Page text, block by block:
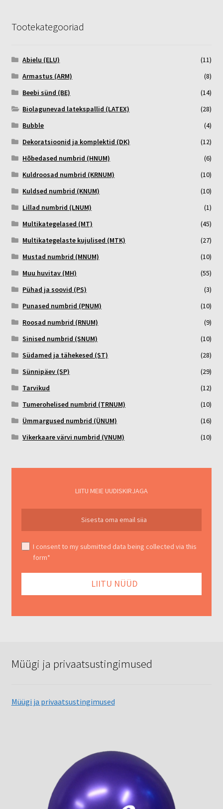
Tootekategooriad
Abielu (ELU)
(11)
Armastus (ARM)
(8)
Beebi sünd (BE)
(14)
Biolagunevad latekspallid (LATEX)
(28)
Bubble
(4)
Dekoratsioonid ja komplektid (DK)
(12)
Hõbedased numbrid (HNUM)
(6)
Kuldroosad numbrid (KRNUM)
(10)
Kuldsed numbrid (KNUM)
(10)
Lillad numbrid (LNUM)
(1)
Multikategelased (MT)
(45)
Multikategelaste kujulised (MTK)
(27)
Mustad numbrid (MNUM)
(10)
Muu huvitav (MH)
(55)
Pühad ja soovid (PS)
(3)
Punased numbrid (PNUM)
(10)
Roosad numbrid (RNUM)
(9)
Sinised numbrid (SNUM)
(10)
Südamed ja tähekesed (ST)
(28)
Sünnipäev (SP)
(29)
Tarvikud
(12)
Tumerohelised numbrid (TRNUM)
(10)
Ümmargused numbrid (ÜNUM)
(16)
Vikerkaare värvi numbrid (VNUM)
(10)
LIITU MEIE UUDISKIRJAGA
I consent to my submitted data being collected via this
form*
Müügi ja privaatsustingimused
Müügi ja privaatsustingimused